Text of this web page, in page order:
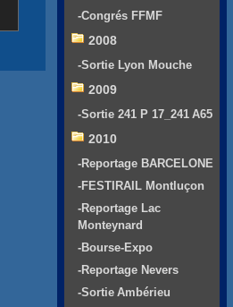
-Congrés FFMF
2008
-Sortie Lyon Mouche
2009
-Sortie 241 P 17_241 A65
2010
-Reportage BARCELONE
-FESTIRAIL Montluçon
-Reportage Lac
Monteynard
-Bourse-Expo
-Reportage Nevers
-Sortie Ambérieu